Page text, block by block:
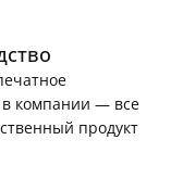
компании — все
продукт